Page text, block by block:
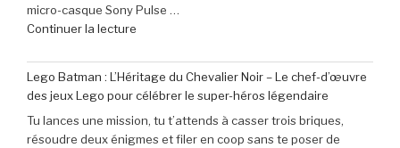
Pro
seulement
79,99
€
(-16% »
micro-casque Sony Pulse …
Continuer la lecture
de
40
€
de
réduction
Lego Batman : L’Héritage du Chevalier Noir – Le chef-d’œuvre
des jeux Lego pour célébrer le super-héros légendaire
Tu lances une mission, tu t’attends à casser trois briques,
résoudre deux énigmes et filer en coop sans te poser de